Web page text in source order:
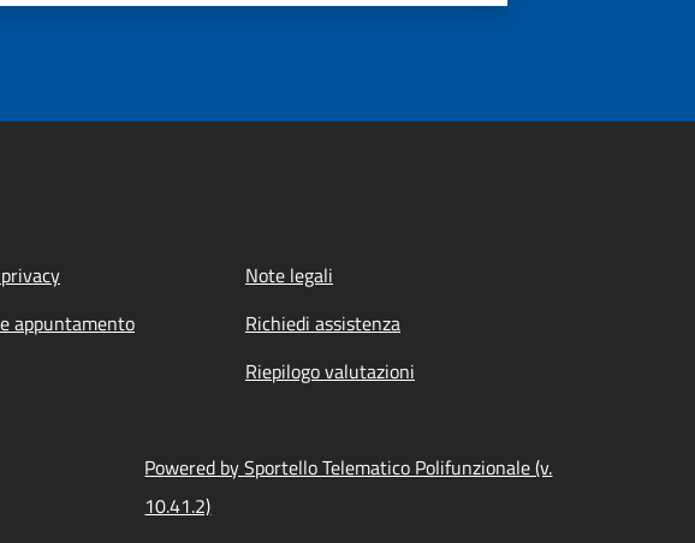
Note legali
appuntamento
Richiedi assistenza
Riepilogo valutazioni
Powered by Sportello Telematico Polifunzionale (v.
10.41.2)